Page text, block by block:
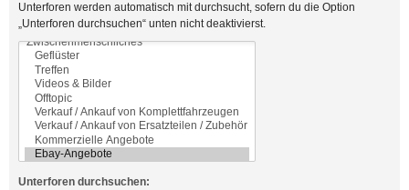
Unterforen werden automatisch mit durchsucht, sofern du die Option
„Unterforen durchsuchen“ unten nicht deaktivierst.
Unterforen durchsuchen: